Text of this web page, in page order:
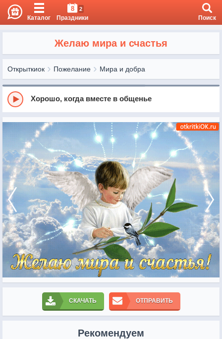
Каталог
8 2
Праздники Поиск
Желаю мира и счастья
Открыткиок Пожелание Мира и добра
Хорошо, когда вместе в общенье
СКАЧАТЬ ОТПРАВИТЬ
Рекомендуем